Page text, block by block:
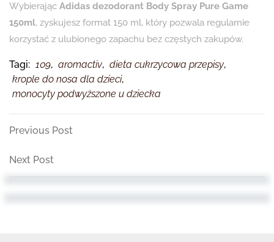
Wybierając Adidas dezodorant Body Spray Pure Game
150ml, zyskujesz format 150 ml, który pozwala regularnie
korzystać z ulubionego zapachu bez częstych zakupów.
Tagi: 109, aromactiv, dieta cukrzycowa przepisy,
krople do nosa dla dzieci,
monocyty podwyższone u dziecka
Nawigacja
wpisu
Previous
Previous Post
Next
Post
Next Post